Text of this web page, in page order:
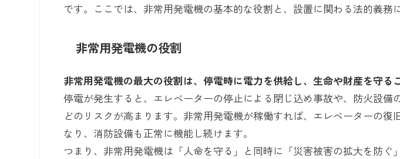
です。ここでは、非常用発電機の基本的な役割と、設置に関わる法的義務
非常用発電機の役割
非常用発電機の最大の役割は、停電時に電力を供給し、生命や財産を守る
停電が発生すると、エレベーターの停止による閉じ込め事故や、防火設備
どのリスクが高まります。非常用発電機が稼働すれば、エレベーターの復
なり、消防設備も正常に機能し続けます。
つまり、非常用発電機は「人命を守る」と同時に「災害被害の拡大を防ぐ